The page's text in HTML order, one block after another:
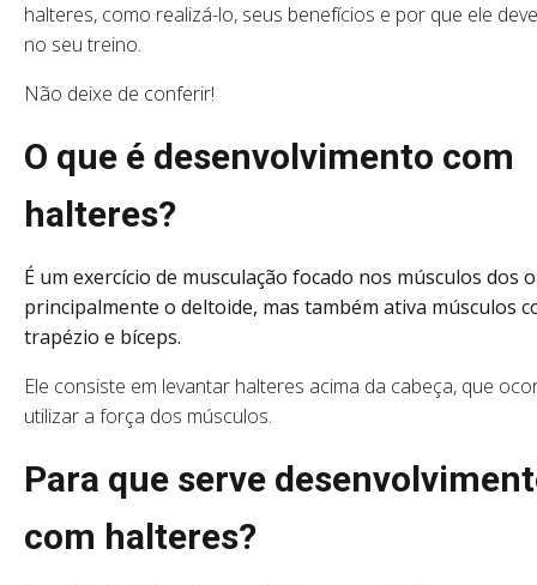
halteres, como realizá-lo, seus benefícios e por que ele
no seu treino.
Não deixe de conferir!
O que é desenvolvimento com
halteres?
É um exercício de musculação focado nos músculos dos
principalmente o deltoide, mas também ativa músculos
trapézio e bíceps.
Ele consiste em levantar halteres acima da cabeça, que
utilizar a força dos músculos.
Para que serve
com halteres?